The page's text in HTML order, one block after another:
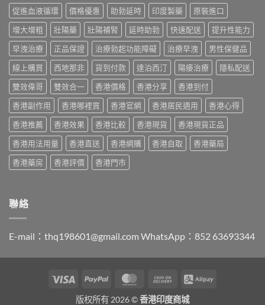
貨
分
辨
與
購
買
指
南〉
中
划
算？
POXET-
60
與
原
廠
比
較
及
正
貨
分
辨
指
南〉
中
邊
度
買
最
抵？
Super
Tadarise
雙
效
片
效
果
與
選
購
指
南〉
推
薦
2026：
香
港
男
士
必
睇
的
印
度
仿
製
藥
選
購
促進血液循環 價格優惠 助勃延時 印度製藥
原裝進口
增大增粗
壯陽藥 壯陽補腎 延時助勃 快速配送
提升性能力
早洩治療
正品保證 治療勃起功能障礙 治療早洩
男性保健品
線上購買
西地那非 貨到付款 達泊西汀 陽痿治療
隱私配送
雙效偉哥
雙效合一 香港價格 香港分享
香港到付
香港副作用
香港哪裡買 香港官網 香港居民適用
香港心得
香港推薦
香港效果 香港比較 香港現貨
香港現貨正品
香港用法用量
香港直送 香港網購 香港自取
香港藥局
香港藥房
香港評價 香港門市
聯絡
E-mail： thq198601@gmail.com WhatsApp：852 63693344
Visa PayPal MasterCardCash
Alipay
版权所有 2026 ©香港印度商城